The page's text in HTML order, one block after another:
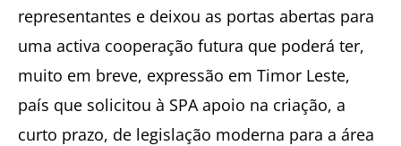
representantes e deixou as portas abertas para
uma activa cooperação futura que poderá ter,
muito em breve, expressão em Timor Leste,
país que solicitou à SPA apoio na criação, a
curto prazo, de legislação moderna para a área